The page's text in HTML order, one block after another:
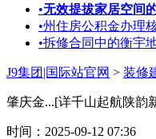
•无效提拔家居空间
•州住房公积金办理
•拆修合同中的衡宇
J9集团|国际站官网 > 装修
肇庆金...[详千山起航陕韵
时间：2025-09-12 07:36